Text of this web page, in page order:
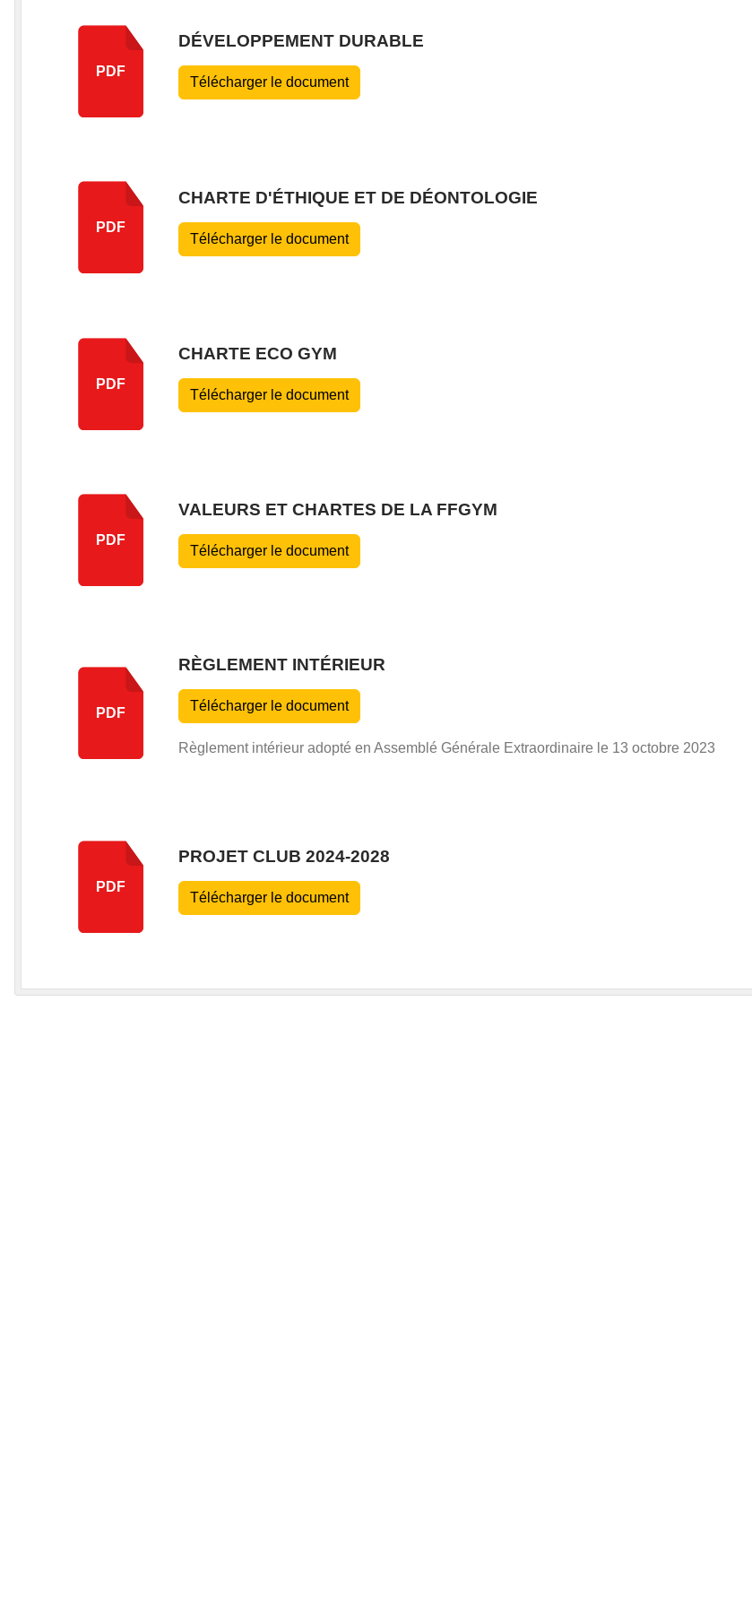
PDF
DÉVELOPPEMENT DURABLE
Télécharger le document
PDF
CHARTE D'ÉTHIQUE ET DE DÉONTOLOGIE
Télécharger le document
PDF
CHARTE ECO GYM
Télécharger le document
PDF
VALEURS ET CHARTES DE LA FFGYM
Télécharger le document
PDF
RÈGLEMENT INTÉRIEUR
Télécharger le document
Règlement intérieur adopté en Assemblé Générale Extraordinaire le 13 octobre 2023
PDF
PROJET CLUB 2024-2028
Télécharger le document